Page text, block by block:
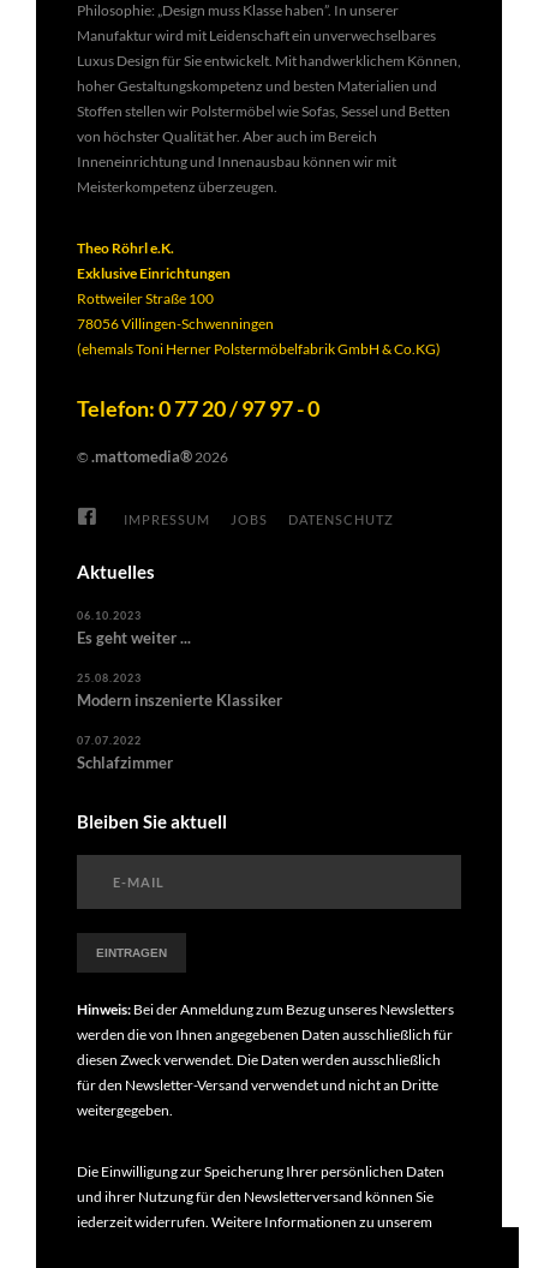
Philosophie: „Design muss Klasse haben”. In unserer
Manufaktur wird mit Leidenschaft ein unverwechselbares
Luxus Design für Sie entwickelt. Mit handwerklichem Können,
hoher Gestaltungskompetenz und besten Materialien und
Stoffen stellen wir Polstermöbel wie Sofas, Sessel und Betten
von höchster Qualität her. Aber auch im Bereich
Inneneinrichtung und Innenausbau können wir mit
Meisterkompetenz überzeugen.
Theo Röhrl e.K.
Exklusive Einrichtungen
Rottweiler Straße 100
78056 Villingen-Schwenningen
(ehemals Toni Herner Polstermöbelfabrik GmbH & Co.KG)
Telefon: 0 77 20 / 97 97 - 0
© .mattomedia®2026
IMPRESSUM JOBS DATENSCHUTZ
Aktuelles
06.10.2023
Es geht weiter ...
25.08.2023
Modern inszenierte Klassiker
07.07.2022
Schlafzimmer
Bleiben Sie aktuell
Hinweis: Bei der Anmeldung zum Bezug unseres Newsletters
werden die von Ihnen angegebenen Daten ausschließlich für
diesen Zweck verwendet. Die Daten werden ausschließlich
für den Newsletter-Versand verwendet und nicht an Dritte
weitergegeben.
Die Einwilligung zur Speicherung Ihrer persönlichen Daten
und ihrer Nutzung für den Newsletterversand können Sie
jederzeit widerrufen. Weitere Informationen zu unserem